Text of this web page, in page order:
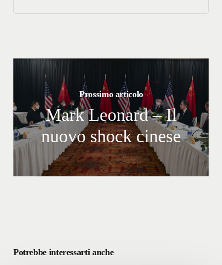
Prossimo articolo
Mark Leonard – Il
nuovo shock cinese
Potrebbe interessarti anche